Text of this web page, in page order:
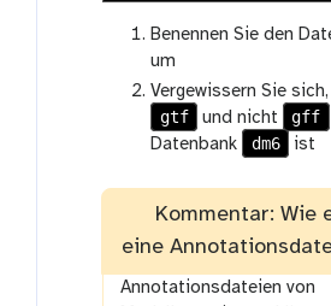
Benennen Sie den
um
Vergewissern Sie
gtf
und nicht gff
Datenbank
dm6 ist
Kommentar: Wie
eine
Annotationsdateien von